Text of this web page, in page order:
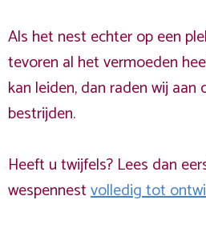
Als het nest echter op een
tevoren al het vermoeden
kan leiden, dan raden wij
bestrijden.
Heeft u twijfels? Lees dan
wespennestvolledig tot